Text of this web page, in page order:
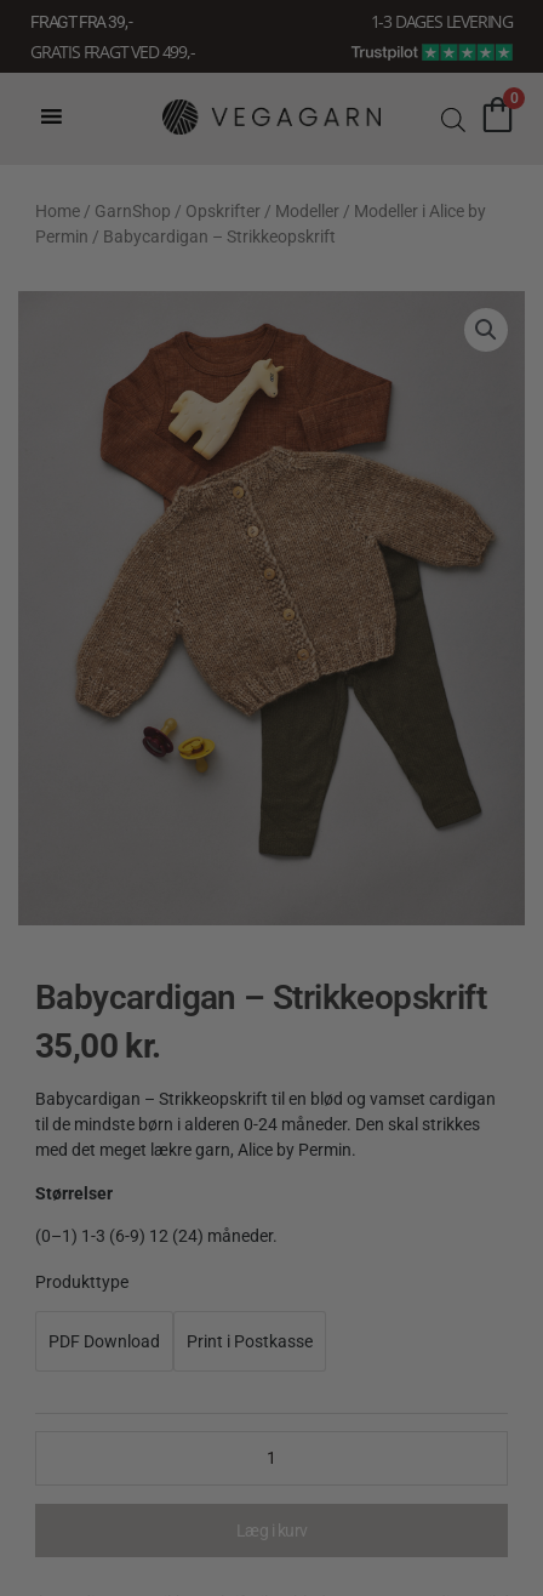
indholdet
FRAGT FRA 39, -
1-3 DAGES LEVERING
GRATIS FRAGT VED 499,-
0
Home / GarnShop / Opskrifter / Modeller / Modeller i Alice by
Permin / Babycardigan – Strikkeopskrift
Babycardigan – Strikkeopskrift
35,00 kr.
Babycardigan – Strikkeopskrift til en blød og vamset cardigan
til de mindste børn i alderen 0-24 måneder. Den skal strikkes
med det meget lækre garn, Alice by Permin.
Størrelser
(0–1) 1-3 (6-9) 12 (24) måneder.
Produkttype
PDF Download Print i Postkasse
Babycardigan
Strikkeopskrift
Læg i kurv